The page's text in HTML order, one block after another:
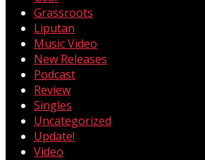
Grassroots
Liputan
Music Video
New Releases
Podcast
Review
Singles
Uncategorized
Update!
Video